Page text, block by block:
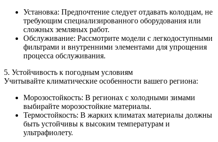
Установка: Предпочтение следует отдавать колодцам, не
требующим специализированного оборудования или
сложных земляных работ.
Обслуживание: Рассмотрите модели с легкодоступными
фильтрами и внутренними элементами для упрощения
процесса обслуживания.
5. Устойчивость к погодным условиям
Учитывайте климатические особенности вашего региона:
Морозостойкость: В регионах с холодными зимами
выбирайте морозостойкие материалы.
Термостойкость: В жарких климатах материалы должны
быть устойчивы к высоким температурам и
ультрафиолету.